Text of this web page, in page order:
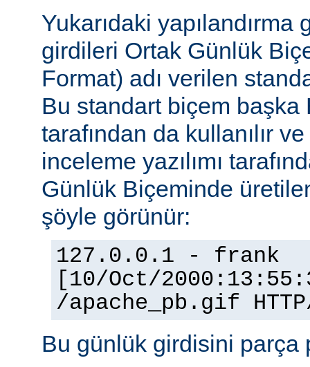
Yukarıdaki yapılandırma
girdileri Ortak Günlük
Format) adı verilen
Bu standart biçem başka
tarafından da kullanılır
inceleme yazılımı
Günlük Biçeminde
şöyle görünür:
127.0.0.1 - frank
[10/Oct/
/apache_pb.gif
Bu günlük girdisini parça